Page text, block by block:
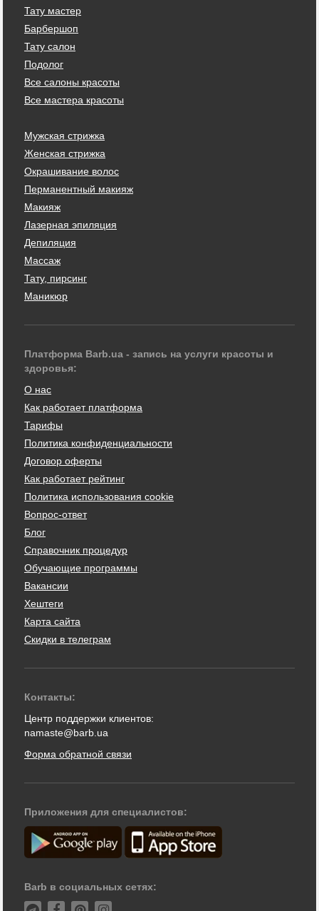
Тату мастер
Барбершоп
Тату салон
Подолог
Все салоны красоты
Все мастера красоты
Мужская стрижка
Женская стрижка
Окрашивание волос
Перманентный макияж
Макияж
Лазерная эпиляция
Депиляция
Массаж
Тату, пирсинг
Маникюр
Платформа Barb.ua - запись на услуги красоты и
здоровья:
О нас
Как работает платформа
Тарифы
Политика конфиденциальности
Договор оферты
Как работает рейтинг
Политика использования cookie
Вопрос-ответ
Блог
Справочник процедур
Обучающие программы
Вакансии
Хештеги
Карта сайта
Скидки в телеграм
Контакты:
Центр поддержки клиентов:
namaste@barb.ua
Форма обратной связи
Приложения для специалистов:
Barb в социальных сетях: